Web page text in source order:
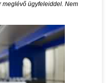
meglévő ügyfeleiddel. Nem